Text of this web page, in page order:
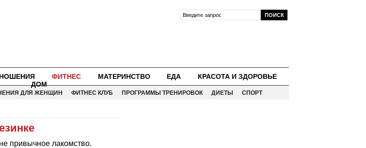
ФИТНЕС МАТЕРИНСТВО ЕДА
КРАСОТА И ЗДОРОВЬЕ
ДОМ
ДЛЯ ЖЕНЩИН ФИТНЕС КЛУБ ПРОГРАММЫ ТРЕНИРОВОК ДИЕТЫ СПОРТ
привычное лакомство.